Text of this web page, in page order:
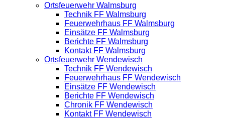
Ortsfeuerwehr Walmsburg
Technik FF Walmsburg
Feuerwehrhaus FF Walmsburg
Einsätze FF Walmsburg
Berichte FF Walmsburg
Kontakt FF Walmsburg
Ortsfeuerwehr Wendewisch
Technik FF Wendewisch
Feuerwehrhaus FF Wendewisch
Einsätze FF Wendewisch
Berichte FF Wendewisch
Chronik FF Wendewisch
Kontakt FF Wendewisch